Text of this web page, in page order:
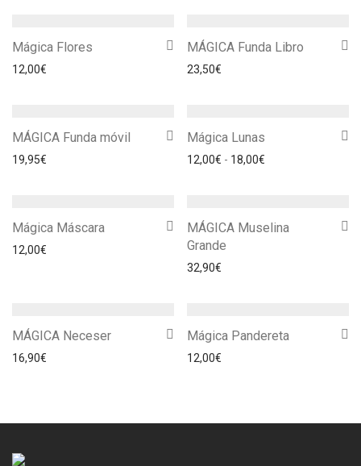
Mágica Flores
12,00€
MÁGICA Funda Libro
23,50€
MÁGICA Funda móvil
19,95€
Mágica Lunas
12,00€ - 18,00€
Mágica Máscara
12,00€
MÁGICA Muselina
Grande
32,90€
MÁGICA Neceser
16,90€
Mágica Pandereta
12,00€